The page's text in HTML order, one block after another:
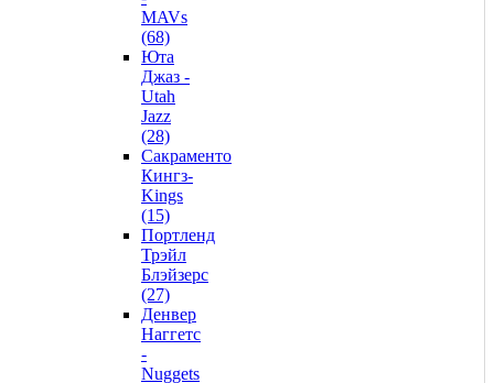
MAVs
(68)
Юта
Джаз -
Utah
Jazz
(28)
Сакраменто
Кингз-
Kings
(15)
Портленд
Трэйл
Блэйзерс
(27)
Денвер
Наггетс
-
Nuggets